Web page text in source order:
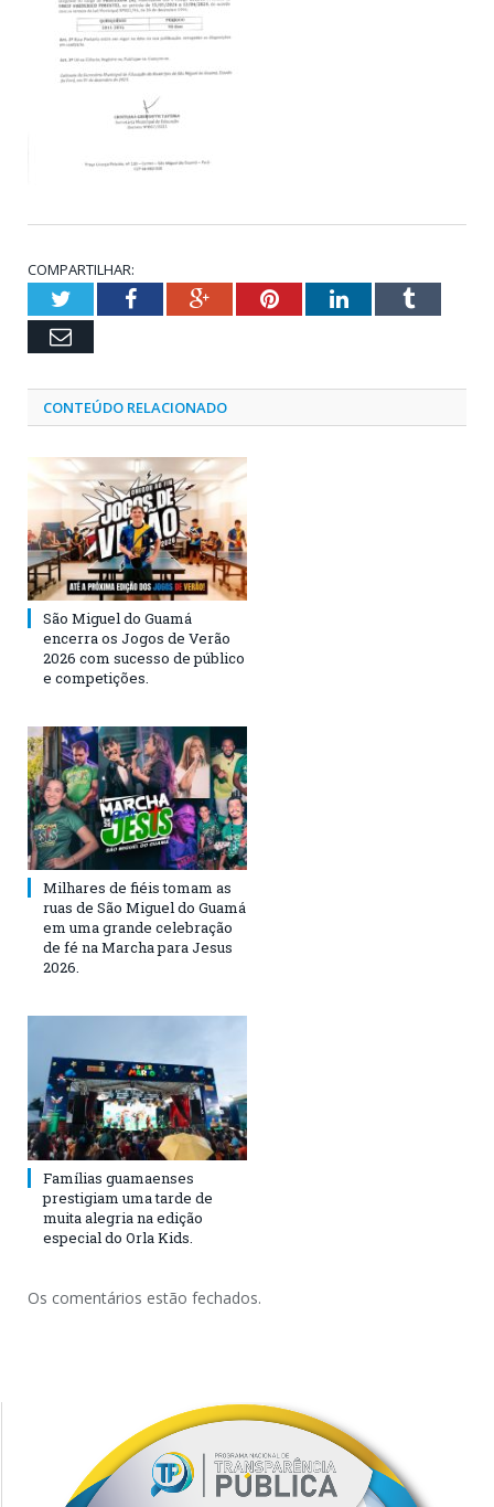
COMPARTILHAR:
TwitterFacebookGoogle+PinterestLinkedInTumblr
Email
CONTEÚDO RELACIONADO
São Miguel do Guamá
encerra os Jogos de Verão
2026 com sucesso de público
e competições.
Milhares de fiéis tomam as
ruas de São Miguel do Guamá
em uma grande celebração
de fé na Marcha para Jesus
2026.
Famílias guamaenses
prestigiam uma tarde de
muita alegria na edição
especial do Orla Kids.
Os comentários estão fechados.